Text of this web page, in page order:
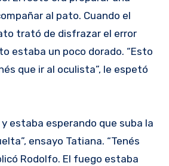
al pato. Cuando el
trató de disfrazar el error
estaba un poco dorado. “Esto
que ir al oculista”, le espetó
y estaba esperando que suba la
ensayo Tatiana. “Tenés
Rodolfo. El fuego estaba